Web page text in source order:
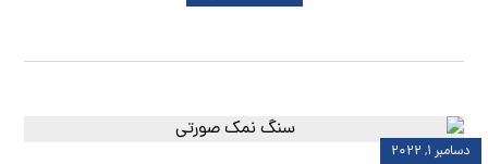
دسامبر ۱, ۲۰۲۲